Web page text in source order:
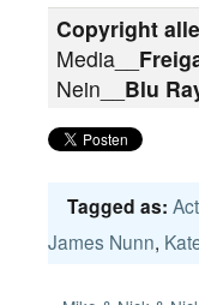
Copyright
Media__
Nein__ Blu
Tagged as:
James Nunn,